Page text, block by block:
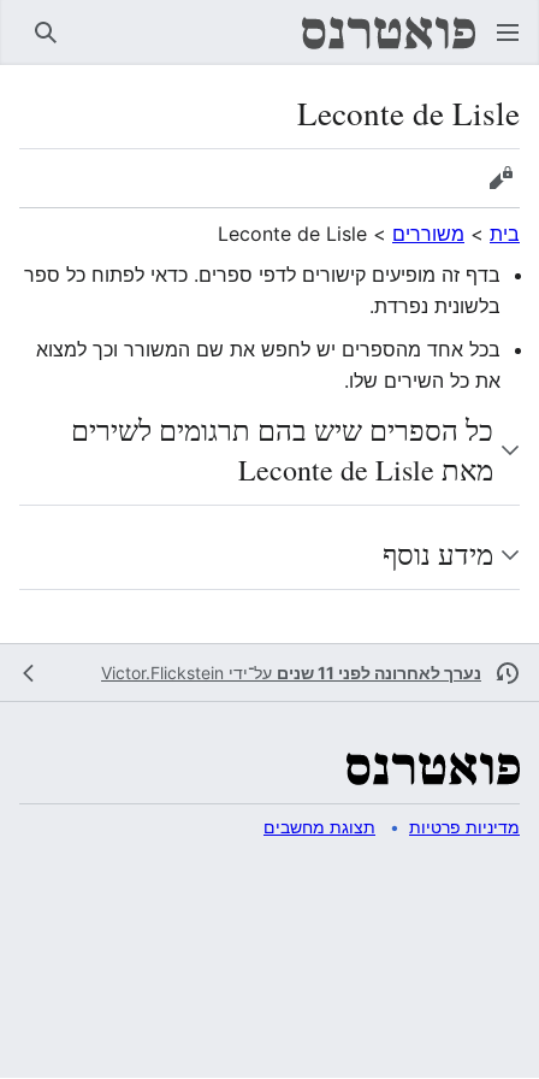
Leconte de Lisle
הצגת מקור
בית > משוררים >
Leconte de Lisle
בדף זה מופיעים קישורים לדפי ספרים. כדאי לפתוח כל ספר
בלשונית נפרדת.
בכל אחד מהספרים יש לחפש את שם המשורר וכך למצוא
את כל השירים שלו.
כל הספרים שיש בהם תרגומים לשירים
מאת Leconte de Lisle
מידע נוסף
נערך לאחרונה לפני 11 שנים על־ידי Victor.Flickstein
מדיניות פרטיות תצוגת מחשבים